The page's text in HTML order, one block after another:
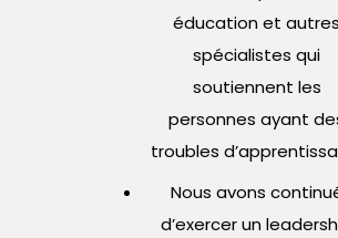
éducation et autres
spécialistes qui
soutiennent les
personnes ayant
troubles
Nous avons
d’exercer un